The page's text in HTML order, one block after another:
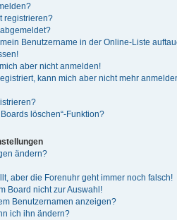
registrieren?
Benutzername in der Online-Liste
aber nicht anmelden!
kann mich aber nicht mehr
löschen“-Funktion?
ändern?
aber die Forenuhr geht immer noch falsch!
Board nicht zur Auswahl!
Benutzernamen anzeigen?
ich ihn ändern?